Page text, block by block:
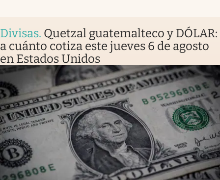
Divisas. Quetzal guatemalteco y DÓLAR:
a cuánto cotiza este jueves 6 de agosto
en Estados Unidos